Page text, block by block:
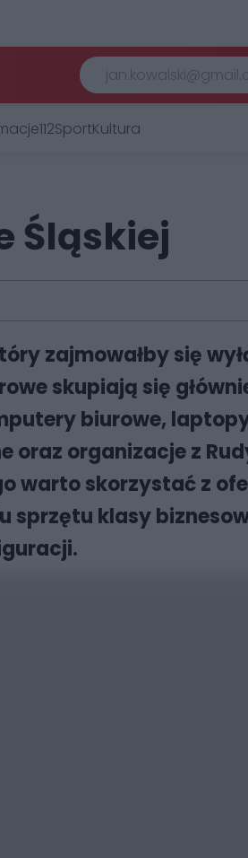
112SportKultura
Śląskiej
zajmowałby się
skupiają się
biurowe,
organizacje z
warto skorzystać z
klasy